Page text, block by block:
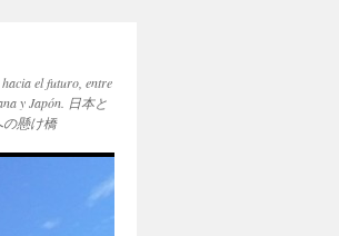
el futuro, entre
y Japón. 日本と
の懸け橋